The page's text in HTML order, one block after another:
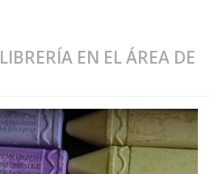
LIBRERÍA EN EL ÁREA DE